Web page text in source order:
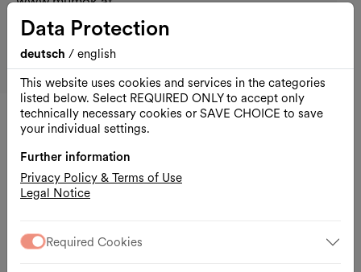
Your visit
Arrival
Google Maps
External link
Other events
Thu., 13.08.2026
Data Protection
deutsch / english
This website uses cookies and services in the categories
listed below. Select REQUIRED ONLY to accept only
technically necessary cookies or SAVE CHOICE to save
your individual settings.
Further information
Privacy Policy & Terms of Use
Legal Notice
Required Cookies